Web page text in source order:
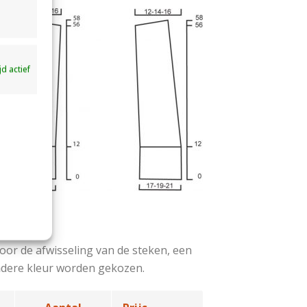
actief
de afwisseling van de steken, een
kleur worden gekozen.